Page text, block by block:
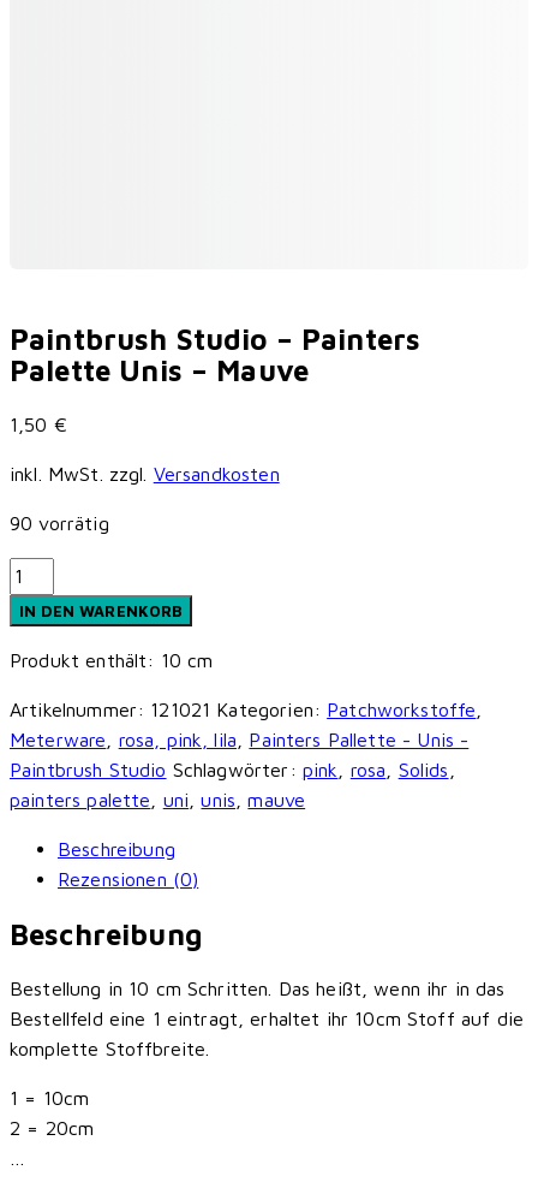
Paintbrush Studio – Painters
Palette Unis – Mauve
1,50 €
inkl. MwSt. zzgl. Versandkosten
90 vorrätig
Paintbrush
Studio
-
Painters
Unis
-
Mauve
Menge
IN DEN WARENKORB
Produkt enthält: 10 cm
Artikelnummer: 121021 Kategorien: Patchworkstoffe
Meterware
rosa, pink, lila
Painters Pallette - Unis -
Paintbrush Studio Schlagwörter: pink rosa Solids
painters palette
uni ,unis ,mauve
Beschreibung
Rezensionen (0)
Beschreibung
Bestellung in 10 cm Schritten. Das heißt, wenn ihr in das
Bestellfeld eine 1 eintragt, erhaltet ihr 10cm Stoff auf die
komplette Stoffbreite.
1 = 10cm
2 = 20cm